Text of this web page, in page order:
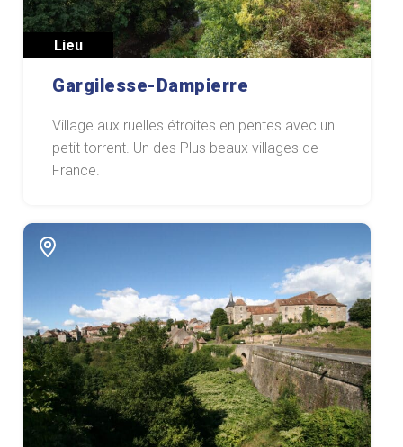
Lieu
Gargilesse-Dampierre
Village aux ruelles étroites en pentes avec un
petit torrent. Un des Plus beaux villages de
France.